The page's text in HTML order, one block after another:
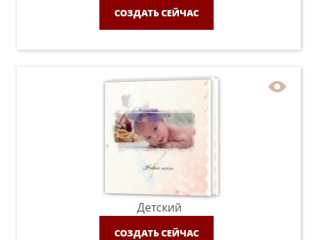
СОЗДАТЬ СЕЙЧАС
Детский
СОЗДАТЬ СЕЙЧАС